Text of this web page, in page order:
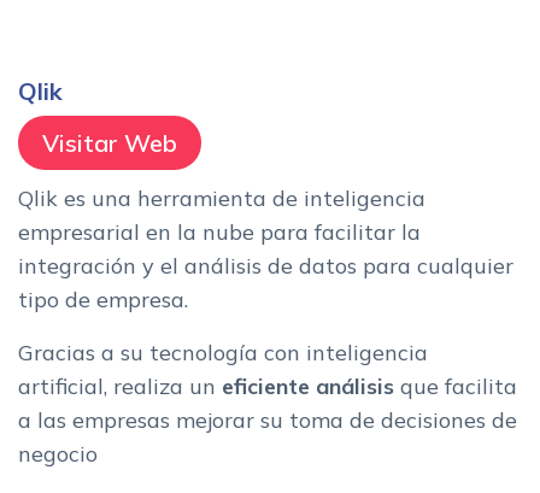
Qlik
Visitar Web
Qlik es una herramienta de inteligencia
empresarial en la nube para facilitar la
integración y el análisis de datos para cualquier
tipo de empresa.
Gracias a su tecnología con inteligencia
artificial, realiza un eficiente análisis que facilita
a las empresas mejorar su toma de decisiones de
negocio